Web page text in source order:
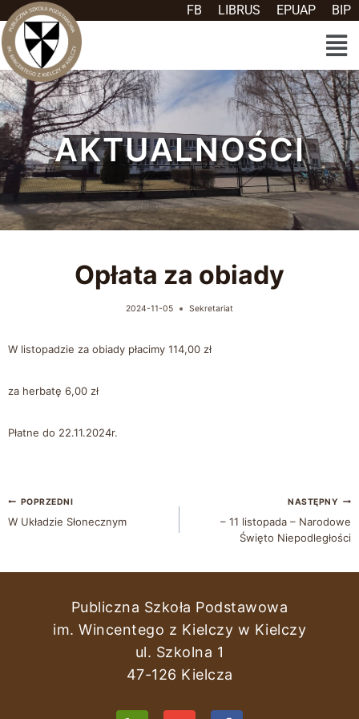
FB LIBRUS EPUAP BIP
AKTUALNOŚCI
Opłata za obiady
2024-11-05 Sekretariat
W listopadzie za obiady płacimy 114,00 zł
za herbatę 6,00 zł
Płatne do 22.11.2024r.
POPRZEDNI
W Układzie Słonecznym
NASTĘPNY
– 11 listopada – Narodowe
Święto Niepodległości
Publiczna Szkoła Podstawowa
im. Wincentego z Kielczy w Kielczy
ul. Szkolna 1
47-126 Kielcza